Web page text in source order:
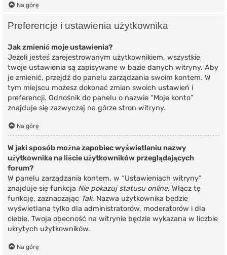
Na górę
Preferencje i ustawienia użytkownika
Jak zmienić moje ustawienia?
Jeżeli jesteś zarejestrowanym użytkownikiem, wszystkie
twoje ustawienia są zapisywane w bazie danych witryny. Aby
je zmienić, przejdź do panelu zarządzania swoim kontem. W
tym miejscu możesz dokonać zmian swoich ustawień i
preferencji. Odnośnik do panelu o nazwie “Moje konto”
znajduje się zazwyczaj na górze stron witryny.
Na górę
W jaki sposób można zapobiec wyświetlaniu nazwy
użytkownika na liście użytkowników przeglądających
forum?
W panelu zarządzania kontem, w “Ustawieniach witryny”
znajduje się funkcja Nie pokazuj statusu online. Włącz tę
funkcję, zaznaczając Tak. Nazwa użytkownika będzie
wyświetlana tylko dla administratorów, moderatorów i dla
ciebie. Twoja obecność na witrynie będzie wykazana w liczbie
ukrytych użytkowników.
Na górę